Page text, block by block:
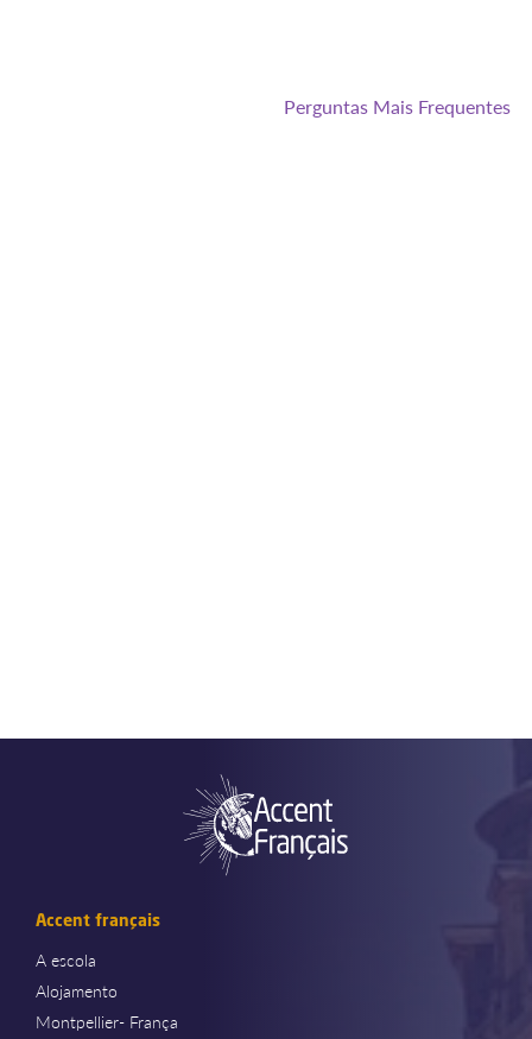
Perguntas Mais Frequentes
Accent français
A escola
Alojamento
Montpellier- França